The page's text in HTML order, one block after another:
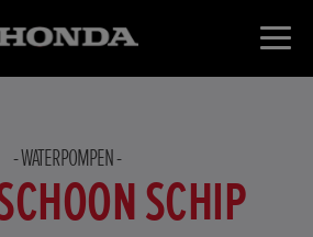
WATERPOMPEN
SCHIP